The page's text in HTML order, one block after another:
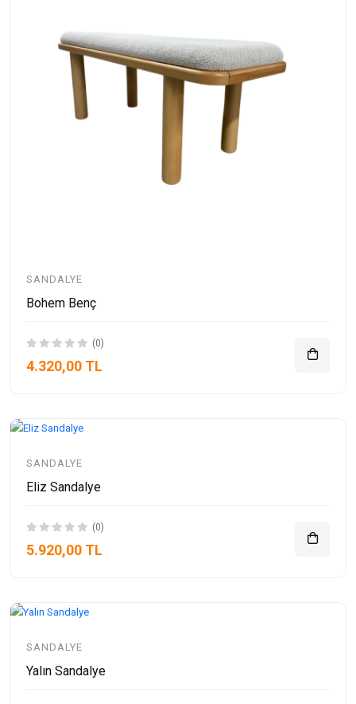
SANDALYE
Bohem Benç
(0)
4.320,00 TL
SANDALYE
Eliz Sandalye
(0)
5.920,00 TL
SANDALYE
Yalın Sandalye